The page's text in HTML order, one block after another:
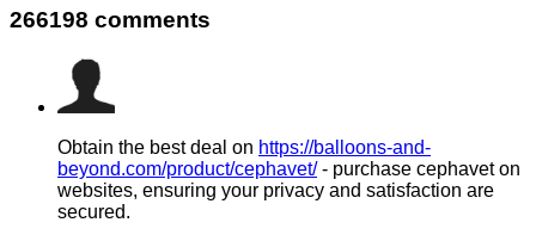
266198 comments
Obtain the best deal on https://balloons-and-
beyond.com/product/cephavet/- purchase cephavet on
websites, ensuring your privacy and satisfaction are
secured.